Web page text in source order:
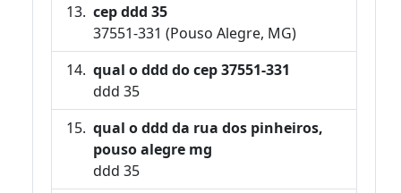
cep ddd 35
37551-331 (Pouso Alegre, MG)
qual o ddd do cep 37551-331
ddd 35
qual o ddd da rua dos pinheiros,
pouso alegre mg
ddd 35